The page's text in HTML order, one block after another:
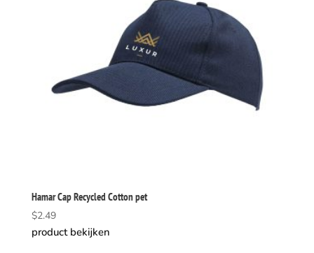
Hamar Cap Recycled Cotton pet
$2.49
product bekijken